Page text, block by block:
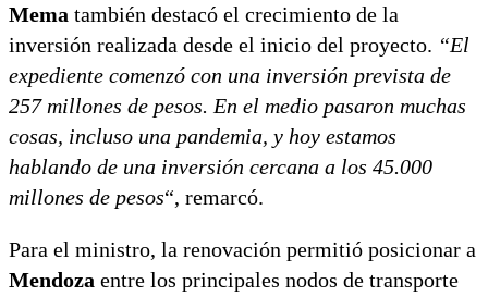
Mema también destacó el crecimiento de la
inversión realizada desde el inicio del proyecto. “El
expediente comenzó con una inversión prevista de
257 millones de pesos. En el medio pasaron muchas
cosas, incluso una pandemia, y hoy estamos
hablando de una inversión cercana a los 45.000
millones de pesos“, remarcó.
Para el ministro, la renovación permitió posicionar a
Mendoza entre los principales nodos de transporte